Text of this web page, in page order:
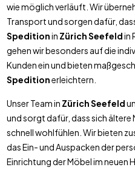
wie möglich verläuft. Wir
Transport und sorgen dafür,
Speditionin Zürich Seefeldin
gehen wir besonders auf die
Kunden ein und bieten
Speditionerleichtern.
Unser Team in Zürich Seefeld
und sorgt dafür, dass sich ältere
schnell wohlfühlen. Wir bieten
das Ein- und Auspacken der
Einrichtung der Möbel im neuen